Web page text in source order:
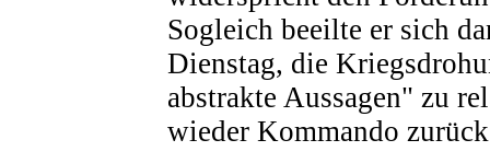
Sogleich beeilte er sich
Dienstag, die
abstrakte Aussagen" zu
wieder Kommando